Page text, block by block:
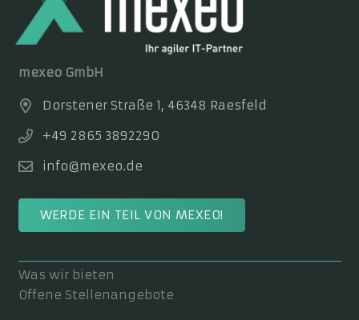
mexeo GmbH
Dorstener Straße 1, 46348 Raesfeld
+49 2865 3892290
info@mexeo.de
WERDE EIN TEIL VON MEXEO!
Was wir bieten
Offene Stellenangebote